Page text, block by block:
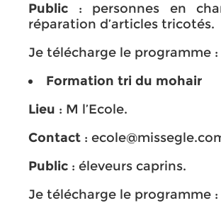
Public : personnes en
réparation d’articles tricotés.
Je télécharge le programme :
Formation tri du mohair
Lieu : M l’Ecole.
Contact :
Public : éleveurs caprins.
Je télécharge le programme :